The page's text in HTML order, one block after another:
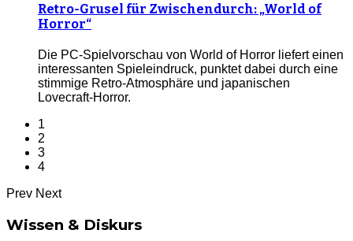
Retro-Grusel für Zwischendurch: „World of
Horror“
Die PC-Spielvorschau von World of Horror liefert einen
interessanten Spieleindruck, punktet dabei durch eine
stimmige Retro-Atmosphäre und japanischen
Lovecraft-Horror.
1
2
3
4
Prev Next
Wissen & Diskurs